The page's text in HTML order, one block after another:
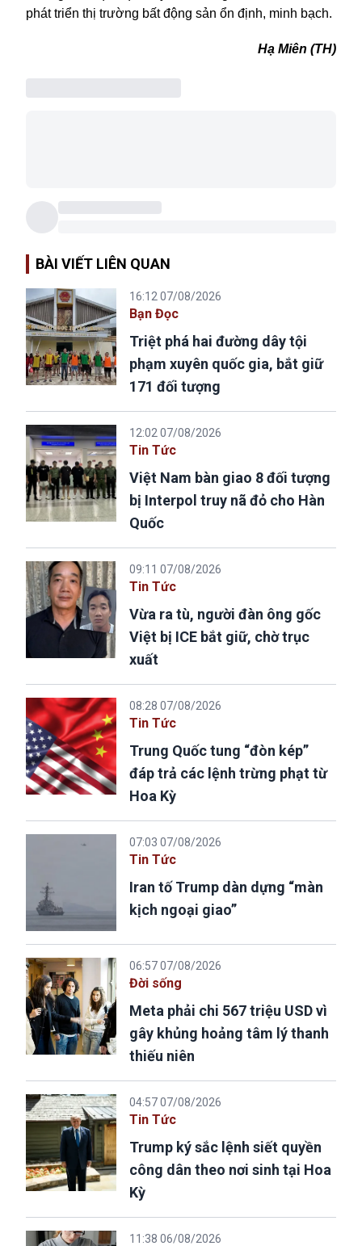
phát triển thị trường bất động sản ổn định, minh bạch.
Hạ Miên (TH)
BÀI VIẾT LIÊN QUAN
16:12 07/08/2026
Bạn Đọc
Triệt phá hai đường dây tội
phạm xuyên quốc gia, bắt giữ
171 đối tượng
12:02 07/08/2026
Tin Tức
Việt Nam bàn giao 8 đối tượng
bị Interpol truy nã đỏ cho Hàn
Quốc
09:11 07/08/2026
Tin Tức
Vừa ra tù, người đàn ông gốc
Việt bị ICE bắt giữ, chờ trục
xuất
08:28 07/08/2026
Tin Tức
Trung Quốc tung “đòn kép”
đáp trả các lệnh trừng phạt từ
Hoa Kỳ
07:03 07/08/2026
Tin Tức
Iran tố Trump dàn dựng “màn
kịch ngoại giao”
06:57 07/08/2026
Đời sống
Meta phải chi 567 triệu USD vì
gây khủng hoảng tâm lý thanh
thiếu niên
04:57 07/08/2026
Tin Tức
Trump ký sắc lệnh siết quyền
công dân theo nơi sinh tại Hoa
Kỳ
11:38 06/08/2026